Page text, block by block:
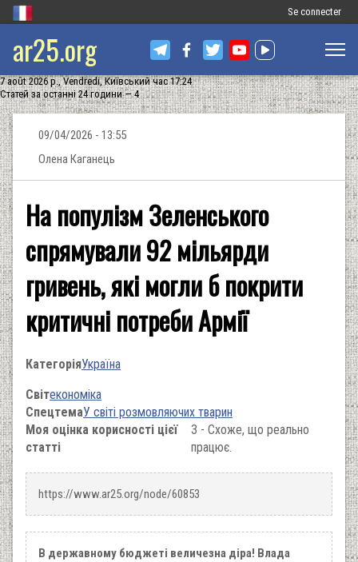
Меню
користувача
Se connecter
ar25.org
7 août 2026 р., Vendredi, Київський час 17:24
Статей за останні 24 години — 4
09/04/2026 - 13:55
Олена Каганець
На популізм Зеленського
спрямували 92 мільярди
гривень, які могли б покрити
критичні потреби Армії
КатегоріяУкраїна
Світекономіка
СпецтемаУ світі розмовляючих тварин
Моя оцінка корисності цієї
статті
3 - Схоже, що реально
працює.
https://www.ar25.org/node/60853
В державному бюджеті величезна діра! Влада